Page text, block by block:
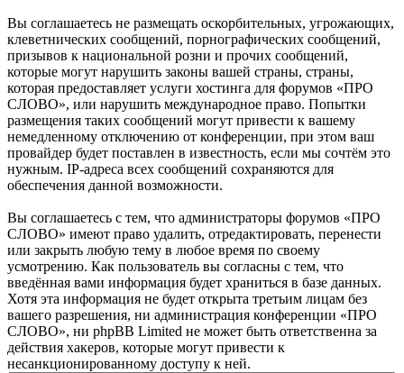
Вы соглашаетесь не размещать оскорбительных, угрожающих,
клеветнических сообщений, порнографических сообщений,
призывов к национальной розни и прочих сообщений,
которые могут нарушить законы вашей страны, страны,
которая предоставляет услуги хостинга для форумов «ПРО
СЛОВО», или нарушить международное право. Попытки
размещения таких сообщений могут привести к вашему
немедленному отключению от конференции, при этом ваш
провайдер будет поставлен в известность, если мы сочтём это
нужным. IP-адреса всех сообщений сохраняются для
обеспечения данной возможности.
Вы соглашаетесь с тем, что администраторы форумов «ПРО
СЛОВО» имеют право удалить, отредактировать, перенести
или закрыть любую тему в любое время по своему
усмотрению. Как пользователь вы согласны с тем, что
введённая вами информация будет храниться в базе данных.
Хотя эта информация не будет открыта третьим лицам без
вашего разрешения, ни администрация конференции «ПРО
СЛОВО», ни phpBB Limited не может быть ответственна за
действия хакеров, которые могут привести к
несанкционированному доступу к ней.